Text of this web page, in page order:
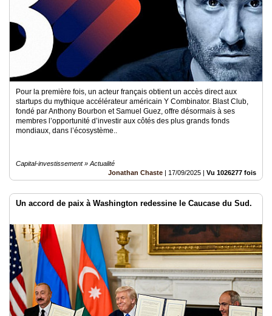
Pour la première fois, un acteur français obtient un accès direct aux
startups du mythique accélérateur américain Y Combinator. Blast Club,
fondé par Anthony Bourbon et Samuel Guez, offre désormais à ses
membres l’opportunité d’investir aux côtés des plus grands fonds
mondiaux, dans l’écosystème..
Capital-investissement » Actualité
Jonathan Chaste | 17/09/2025 | Vu 1026277 fois
Un accord de paix à Washington redessine le Caucase du Sud.